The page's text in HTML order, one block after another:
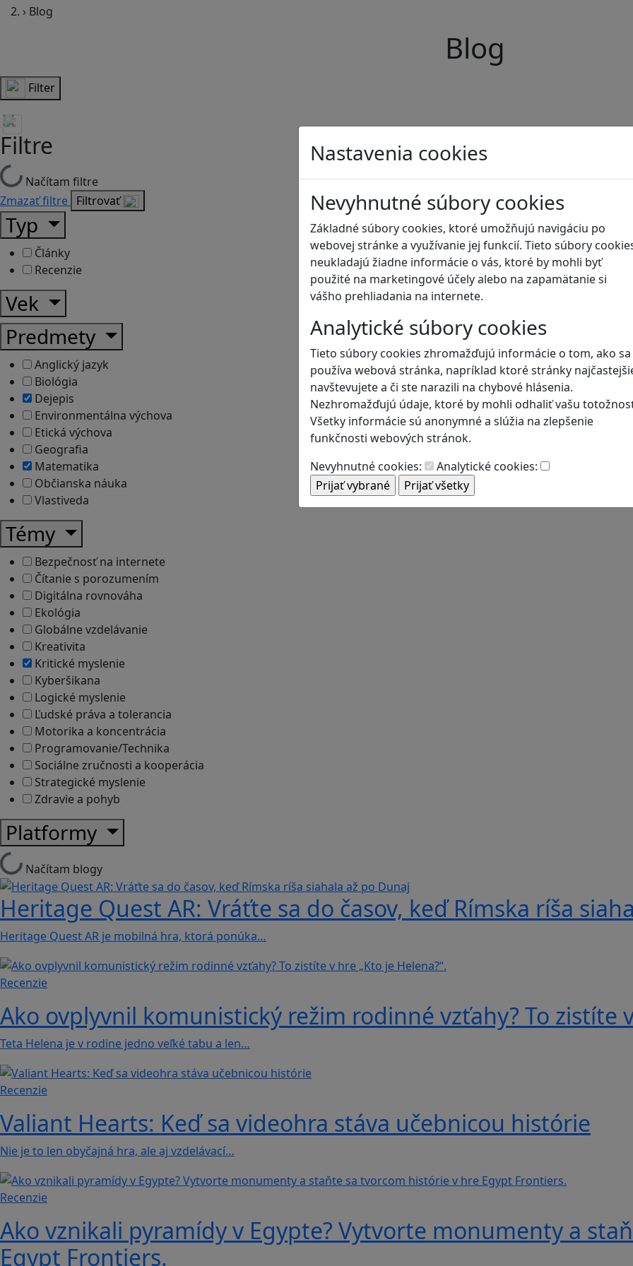
Nastavenia cookies
Nevyhnutné súbory cookies
Základné súbory cookies, ktoré umožňujú navigáciu po
webovej stránke a využívanie jej funkcií. Tieto súbory
neukladajú žiadne informácie o vás, ktoré by mohli byť
použité na marketingové účely alebo na zapamätanie si
vášho prehliadania na internete.
Analytické súbory cookies
Tieto súbory cookies zhromažďujú informácie o tom, ako sa
používa webová stránka, napríklad ktoré stránky
navštevujete a či ste narazili na chybové hlásenia.
Nezhromažďujú údaje, ktoré by mohli odhaliť vašu
Všetky informácie sú anonymné a slúžia na zlepšenie
funkčnosti webových stránok.
Nevyhnutné cookies:
Analytické cookies:
› Blog
Blog
Filter
Filtre
Načítam filtre
Zmazať filtre Filtrovať
Typ
Články
Recenzie
Vek
Predmety
Anglický jazyk
Biológia
Dejepis
Environmentálna výchova
Etická výchova
Geografia
Matematika
Občianska náuka
Vlastiveda
Témy
Bezpečnosť na internete
Čítanie s porozumením
Digitálna rovnováha
Ekológia
Globálne vzdelávanie
Kreativita
Kritické myslenie
Kyberšikana
Logické myslenie
Ľudské práva a tolerancia
Motorika a koncentrácia
Programovanie/Technika
Sociálne zručnosti a kooperácia
Strategické myslenie
Zdravie a pohyb
Platformy
Načítam blogy
Heritage Quest AR: Vráťte sa do časov, keď Rímska ríša
Heritage Quest AR je mobilná hra, ktorá ponúka…
Recenzie
Ako ovplyvnil komunistický režim rodinné vzťahy? To zistíte
Teta Helena je v rodine jedno veľké tabu a len…
Recenzie
Valiant Hearts: Keď sa videohra stáva učebnicou histórie
Nie je to len obyčajná hra, ale aj vzdelávací…
Recenzie
Ako vznikali pyramídy v Egypte? Vytvorte monumenty a
Egypt Frontiers.